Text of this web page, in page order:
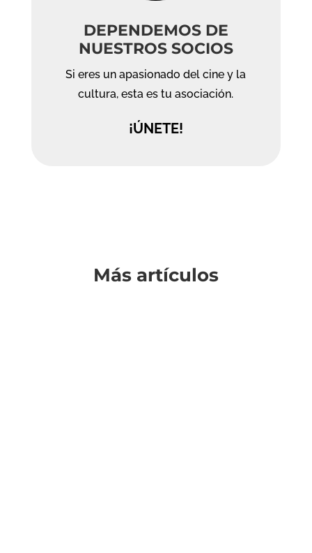
DEPENDEMOS DE
NUESTROS SOCIOS
Si eres un apasionado del cine y la
cultura, esta es tu asociación.
¡ÚNETE!
Más artículos